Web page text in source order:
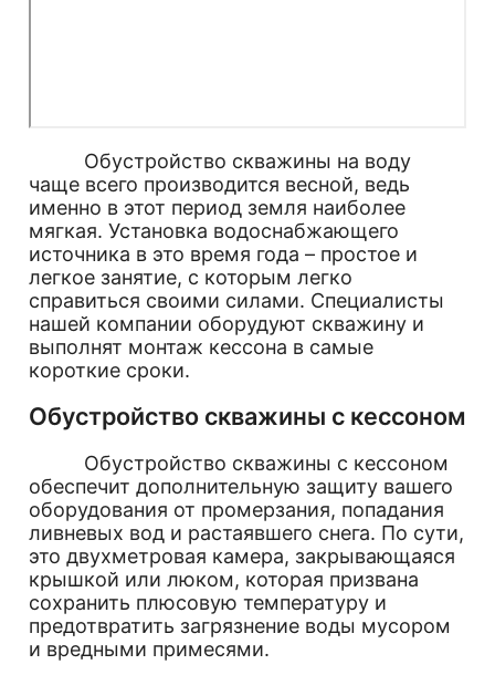
Обустройство скважины на воду
чаще всего производится весной, ведь
именно в этот период земля наиболее
мягкая. Установка водоснабжающего
источника в это время года – простое и
легкое занятие, с которым легко
справиться своими силами. Специалисты
нашей компании оборудуют скважину и
выполнят монтаж кессона в самые
короткие сроки.
Обустройство скважины с кессоном
Обустройство скважины с кессоном
обеспечит дополнительную защиту вашего
оборудования от промерзания, попадания
ливневых вод и растаявшего снега. По сути,
это двухметровая камера, закрывающаяся
крышкой или люком, которая призвана
сохранить плюсовую температуру и
предотвратить загрязнение воды мусором
и вредными примесями.